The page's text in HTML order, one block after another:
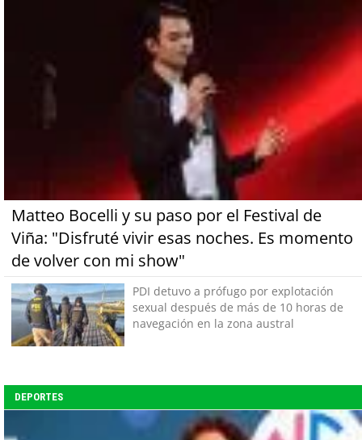
Matteo Bocelli y su paso por el Festival de
Viña: "Disfruté vivir esas noches. Es momento
de volver con mi show"
PDI detuvo a prófugo por explotación
sexual después de más de 10 horas de
navegación en la zona austral
DEPORTES